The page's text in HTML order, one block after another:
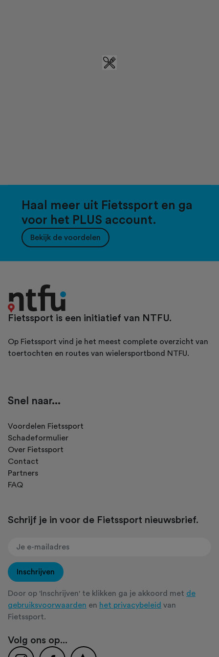
Haal meer uit Fietssport en ga
voor het PLUS account.
Bekijk de voordelen
Fietssport is een initiatief van NTFU.
Op Fietssport vind je het meest complete overzicht van
toertochten en routes van wielersportbond NTFU.
Snel naar...
Voordelen Fietssport
Schadeformulier
Over Fietssport
Contact
Partners
FAQ
Schrijf je in voor de Fietssport nieuwsbrief.
Inschrijven
Door op 'Inschrijven' te klikken ga je akkoord met de
gebruiksvoorwaarden en het privacybeleid van
Fietssport.
Volg ons op...